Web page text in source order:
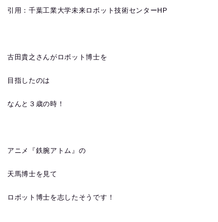
引用：千葉工業大学未来ロボット技術センターHP
古田貴之さんがロボット博士を
目指したのは
なんと３歳の時！
アニメ『鉄腕アトム』の
天馬博士を見て
ロボット博士を志したそうです！